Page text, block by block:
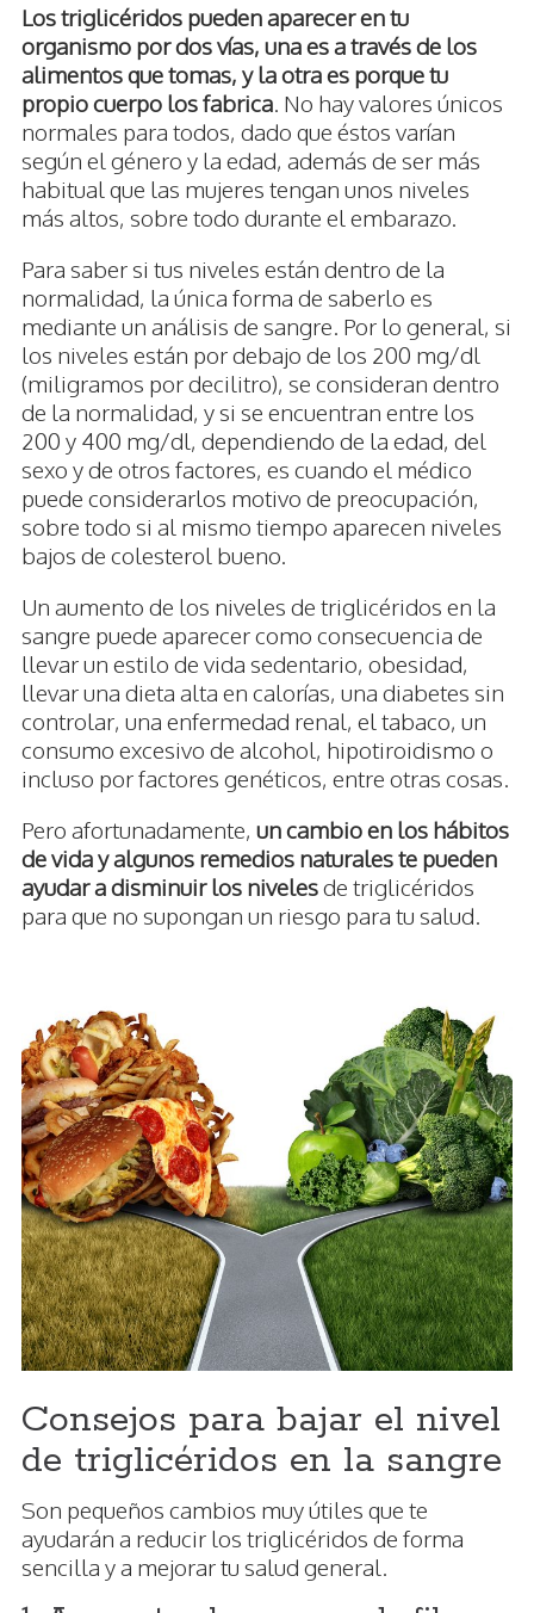
Los triglicéridos pueden aparecer en tu
organismo por dos vías, una es a través de los
alimentos que tomas, y la otra es porque tu
propio cuerpo los fabrica. No hay valores únicos
normales para todos, dado que éstos varían
según el género y la edad, además de ser más
habitual que las mujeres tengan unos niveles
más altos, sobre todo durante el embarazo.
Para saber si tus niveles están dentro de la
normalidad, la única forma de saberlo es
mediante un análisis de sangre. Por lo general, si
los niveles están por debajo de los 200 mg/dl
(miligramos por decilitro), se consideran dentro
de la normalidad, y si se encuentran entre los
200 y 400 mg/dl, dependiendo de la edad, del
sexo y de otros factores, es cuando el médico
puede considerarlos motivo de preocupación,
sobre todo si al mismo tiempo aparecen niveles
bajos de colesterol bueno.
Un aumento de los niveles de triglicéridos en la
sangre puede aparecer como consecuencia de
llevar un estilo de vida sedentario, obesidad,
llevar una dieta alta en calorías, una diabetes sin
controlar, una enfermedad renal, el tabaco, un
consumo excesivo de alcohol, hipotiroidismo o
incluso por factores genéticos, entre otras cosas.
Pero afortunadamente, un cambio en los hábitos
de vida y algunos remedios naturales te pueden
ayudar a disminuir los nivelesde triglicéridos
para que no supongan un riesgo para tu salud.
Consejos para bajar el nivel
de triglicéridos en la sangre
Son pequeños cambios muy útiles que te
ayudarán a reducir los triglicéridos de forma
sencilla y a mejorar tu salud general.